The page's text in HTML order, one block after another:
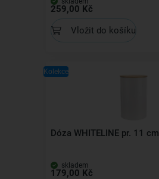
259,00 Kč
Vložit do košíku
Kolekce
Dóza WHITELINE pr. 11 cm
skladem
179,00 Kč